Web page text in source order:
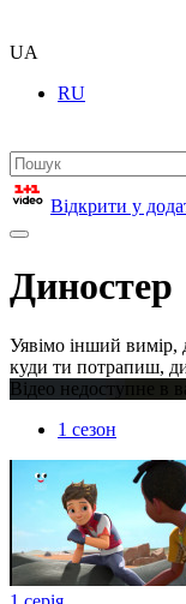
UA
RU
Відкрити у
Диностер
Уявімо інший вимір,
куди ти потрапиш,
Відео недоступне в
1 сезон